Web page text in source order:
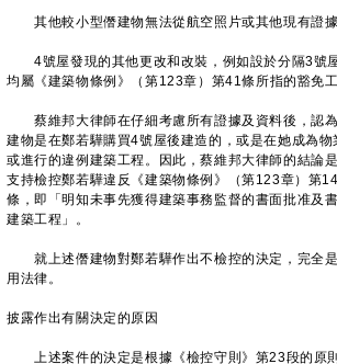
其他較小型僭建物無法從航空照片或其他現有證據
4號屋發現的其他更改和改裝，例如設於分隔3號屋
均屬《建築物條例》（第123章）第41條所指的豁免工
蔡維邦大律師在仔細考慮所有證據及資料後，認
建物是在鄭若驊購買4號屋後建造的，或是在她成為
或進行的違例建築工程。因此，蔡維邦大律師的結論
支持檢控鄭若驊違反《建築物條例》（第123章）第
條，即「明知未事先獲得建築事務監督的書面批准及
建築工程」。
就上述僭建物對鄭若驊作出不檢控的決定，完全是
用法律。
披露作出有關決定的原因
上述案件的決定是根據《檢控守則》第23段的原